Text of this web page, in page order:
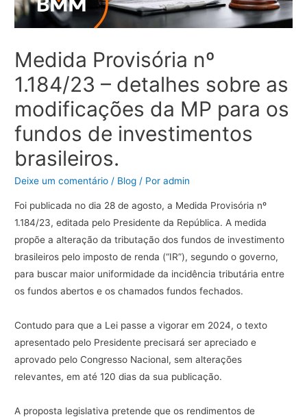
Medida Provisória nº
1.184/23 – detalhes sobre as
modificações da MP para os
fundos de investimentos
brasileiros.
Deixe um comentário / Blog / Poradmin
Foi publicada no dia 28 de agosto, a Medida Provisória nº
1.184/23, editada pelo Presidente da República. A medida
propõe a alteração da tributação dos fundos de investimento
brasileiros pelo imposto de renda (“IR”), segundo o governo,
para buscar maior uniformidade da incidência tributária entre
os fundos abertos e os chamados fundos fechados.
Contudo para que a Lei passe a vigorar em 2024, o texto
apresentado pelo Presidente precisará ser apreciado e
aprovado pelo Congresso Nacional, sem alterações
relevantes, em até 120 dias da sua publicação.
A proposta legislativa pretende que os rendimentos de